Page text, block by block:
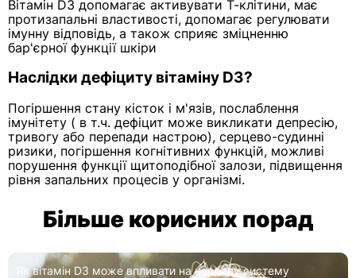
Вітамін D3 допомагає активувати Т-клітини, має
протизапальні властивості, допомагає регулювати
імунну відповідь, а також сприяє зміцненню
бар'єрної функції шкіри
Наслідки дефіциту вітаміну D3?
Погіршення стану кісток і м'язів, послаблення
імунітету ( в т.ч. дефіцит може викликати депресію,
тривогу або перепади настрою), серцево-судинні
ризики, погіршення когнітивних функцій, можливі
порушення функції щитоподібної залози, підвищення
рівня запальних процесів у організмі.
Більше корисних порад
Як вітамін D3 може впливати на нервову систему